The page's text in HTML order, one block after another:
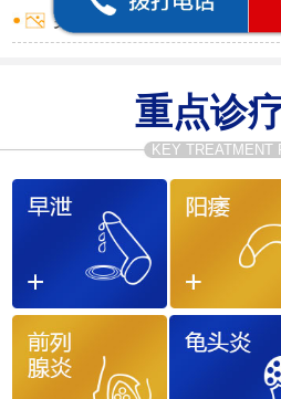
男性包皮环切术应挂什么科
重点诊
KEY TREATMENT